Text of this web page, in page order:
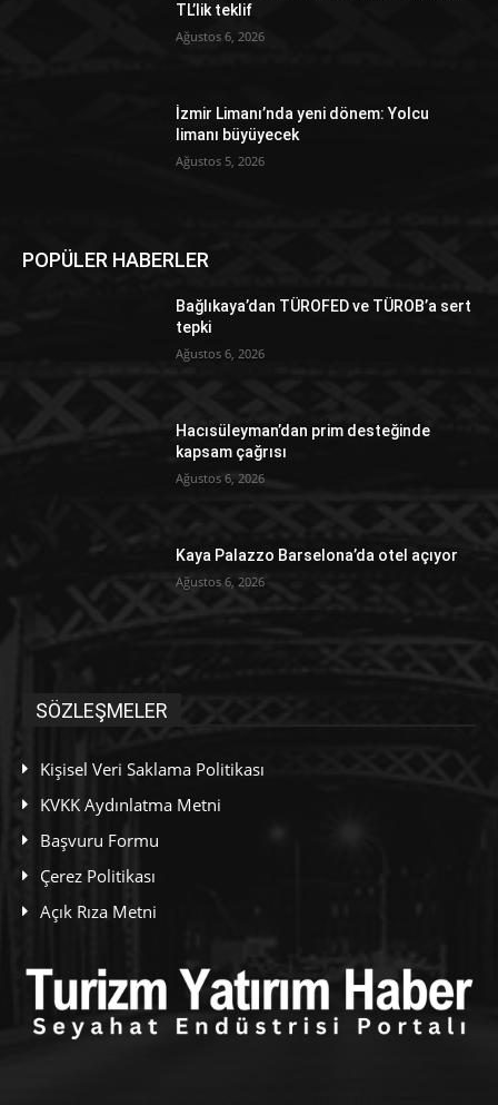
TL’lik teklif
Ağustos 6, 2026
İzmir Limanı’nda yeni dönem: Yolcu
limanı büyüyecek
Ağustos 5, 2026
POPÜLER HABERLER
Bağlıkaya’dan TÜROFED ve TÜROB’a sert
tepki
Ağustos 6, 2026
Hacısüleyman’dan prim desteğinde
kapsam çağrısı
Ağustos 6, 2026
Kaya Palazzo Barselona’da otel açıyor
Ağustos 6, 2026
SÖZLEŞMELER
Kişisel Veri Saklama Politikası
KVKK Aydınlatma Metni
Başvuru Formu
Çerez Politikası
Açık Rıza Metni